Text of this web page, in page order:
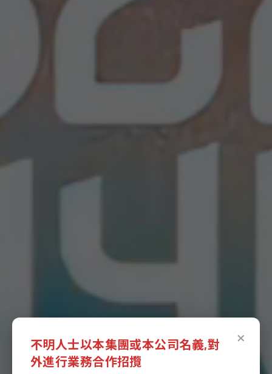
×
不明人士以本集團或本公司名義,對
外進行業務合作招攬